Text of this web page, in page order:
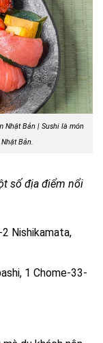
Nhật Bản | Sushi là món
Bản.
số địa điểm nổi
Nishikamata,
1 Chome-33-